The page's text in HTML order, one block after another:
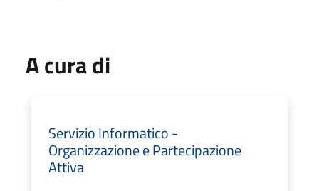
A cura di
Servizio Informatico -
Organizzazione e Partecipazione
Attiva